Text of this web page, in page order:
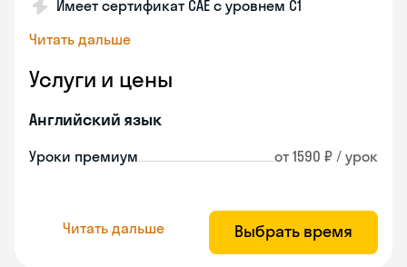
Имеет сертификат САЕ с уровнем С1
Читать дальше
Услуги и цены
Английский язык
Уроки премиум от 1590 ₽ / урок
Читать дальше Выбрать время